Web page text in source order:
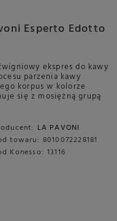
Esperto Edotto
ekspres do kawy
parzenia kawy
korpus w kolorze
się z mosiężną grupą
LA PAVONI
towaru: 8010072228181
Konesso: 13116